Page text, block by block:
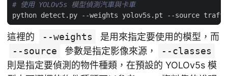
# 使用 YOLOv5s 模型偵測汽車與卡車
python detect.py --weights yolov5s.pt --source
這裡的 --weights
是用來指定要使用的模型，而
--source
參數是指定影像來源，
--classes
則是指定要偵測的物件種類，在預設的 YOLOv5s 模